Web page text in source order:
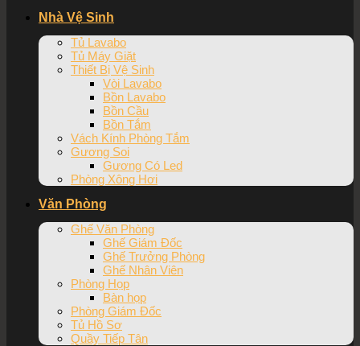
Nhà Vệ Sinh
Tủ Lavabo
Tủ Máy Giặt
Thiết Bị Vệ Sinh
Vòi Lavabo
Bồn Lavabo
Bồn Cầu
Bồn Tắm
Vách Kính Phòng Tắm
Gương Soi
Gương Có Led
Phòng Xông Hơi
Văn Phòng
Ghế Văn Phòng
Ghế Giám Đốc
Ghế Trưởng Phòng
Ghế Nhân Viên
Phòng Họp
Bàn họp
Phòng Giám Đốc
Tủ Hồ Sơ
Quầy Tiếp Tân